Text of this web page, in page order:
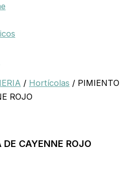
/ Hortícolas / PIMIENTO
ROJO
CAYENNE ROJO